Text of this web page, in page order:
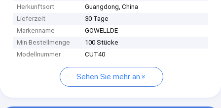
Herkunftsort
Guangdong, China
Lieferzeit
30 Tage
Markenname
GOWELLDE
Min Bestellmenge
100 Stücke
Modellnummer
CUT40
Sehen Sie mehr an